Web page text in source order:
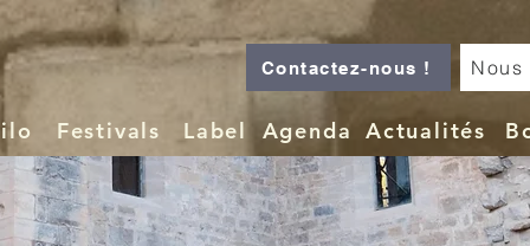
Contactez-nous !
Festivals Label Agenda Actualités